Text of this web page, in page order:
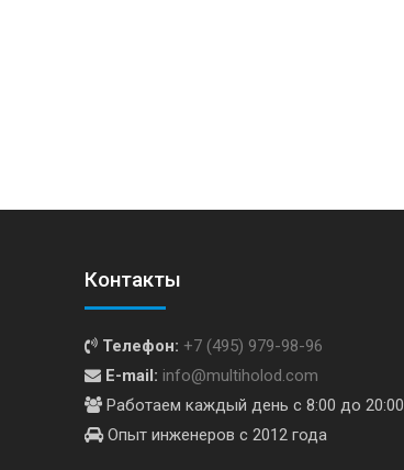
Контакты
Телефон: +7 (495) 979-98-96
E-mail: info@multiholod.com
Работаем каждый день с 8:00 до 20:00
Опыт инженеров с 2012 года